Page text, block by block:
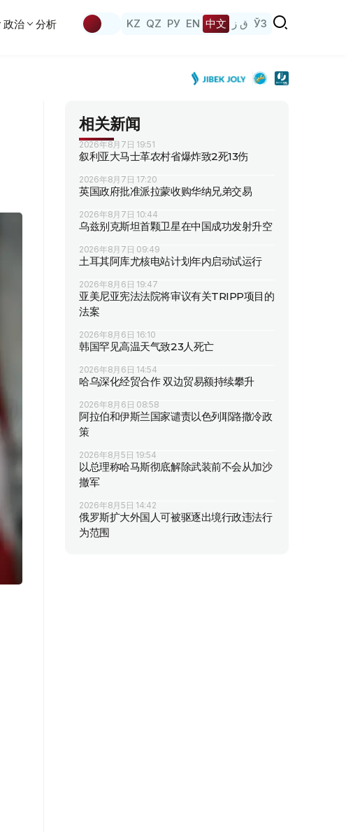
政治 分析 KZ QZ РУ EN 中文 ق ز ЎЗ
相关新闻
2026年8月7日 19:51
叙利亚大马士革农村省爆炸致2死13伤
2026年8月7日 17:20
英国政府批准派拉蒙收购华纳兄弟交易
2026年8月7日 10:44
乌兹别克斯坦首颗卫星在中国成功发射升空
2026年8月7日 09:49
土耳其阿库尤核电站计划年内启动试运行
2026年8月6日 19:47
亚美尼亚宪法法院将审议有关TRIPP项目的
法案
2026年8月6日 16:10
韩国罕见高温天气致23人死亡
2026年8月6日 14:54
哈乌深化经贸合作 双边贸易额持续攀升
2026年8月6日 08:58
阿拉伯和伊斯兰国家谴责以色列耶路撒冷政
策
2026年8月5日 19:54
以总理称哈马斯彻底解除武装前不会从加沙
撤军
2026年8月5日 14:42
俄罗斯扩大外国人可被驱逐出境行政违法行
为范围